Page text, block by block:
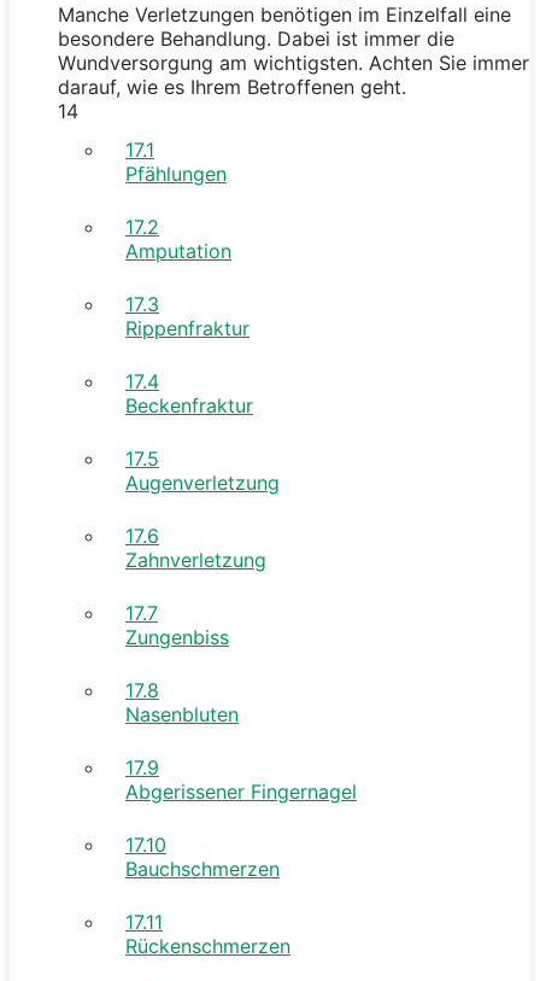
Manche Verletzungen benötigen im Einzelfall eine
besondere Behandlung. Dabei ist immer die
Wundversorgung am wichtigsten. Achten Sie immer
darauf, wie es Ihrem Betroffenen geht.
14
17.1
Pfählungen
17.2
Amputation
17.3
Rippenfraktur
17.4
Beckenfraktur
17.5
Augenverletzung
17.6
Zahnverletzung
17.7
Zungenbiss
17.8
Nasenbluten
17.9
Abgerissener Fingernagel
17.10
Bauchschmerzen
17.11
Rückenschmerzen